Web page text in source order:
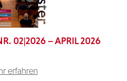
02|2026 – APRIL 2026
erfahren